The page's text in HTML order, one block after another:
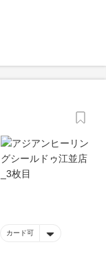
カード可